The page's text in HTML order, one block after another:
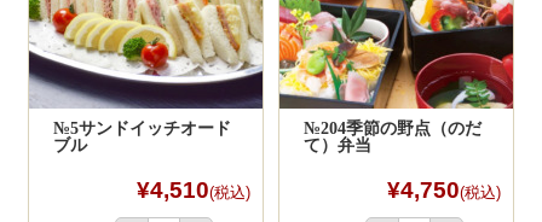
№5サンドイッチオード
ブル
¥4,510(税込)
№204季節の野点（のだ
て）弁当
¥4,750(税込)